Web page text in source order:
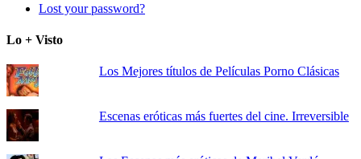
Lost your password?
Lo + Visto
Los Mejores títulos de Películas Porno Clásicas
Escenas eróticas más fuertes del cine. Irreversible